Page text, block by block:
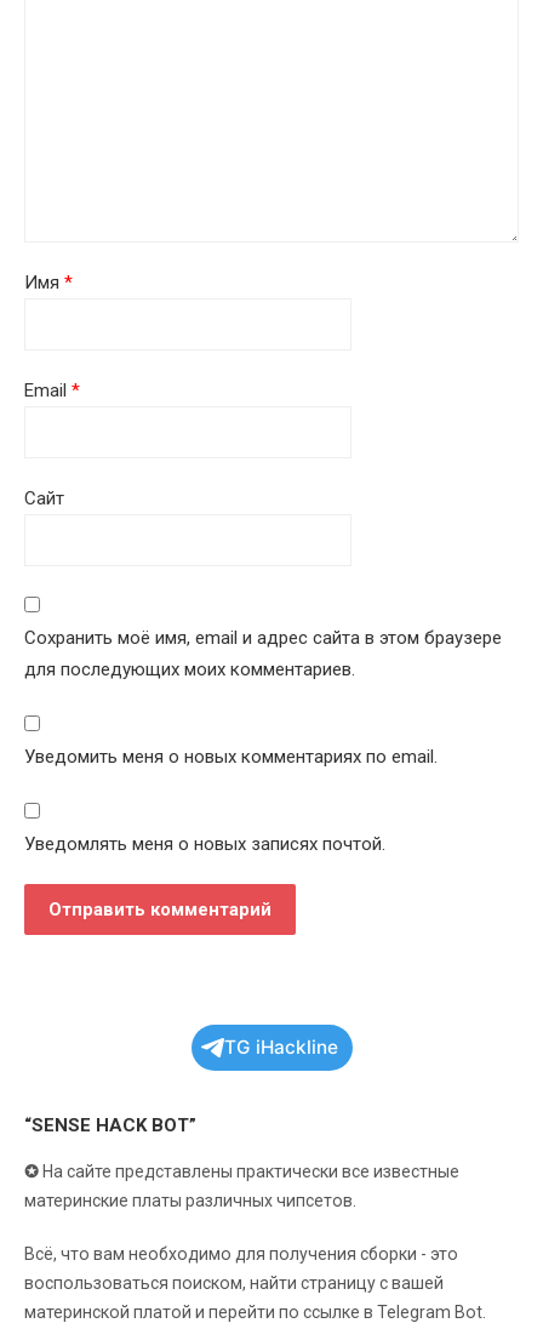
Имя *
Email *
Сайт
Сохранить моё имя, email и адрес сайта в этом браузере
для последующих моих комментариев.
Уведомить меня о новых комментариях по email.
Уведомлять меня о новых записях почтой.
TG iHackline
“SENSE HACK BOT”
✪На сайте представлены практически все известные
материнские платы различных чипсетов.
Всё, что вам необходимо для получения сборки - это
воспользоваться поиском, найти страницу с вашей
материнской платой и перейти по ссылке в Telegram Bot.